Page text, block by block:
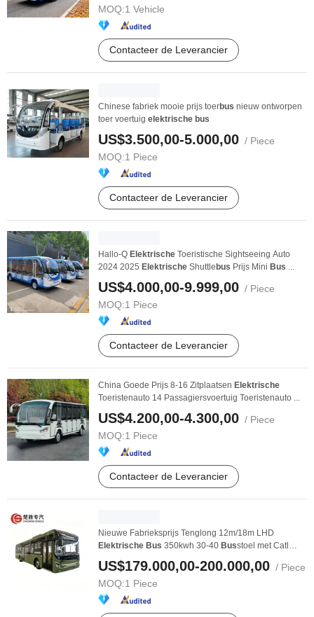
MOQ:1 Vehicle
Contacteer de Leverancier
Chinese fabriek mooie prijs toerbus nieuw ontworpen
toer voertuig elektrische bus
US$3.500,00-5.000,00 / Piece
MOQ:1 Piece
Contacteer de Leverancier
Hallo-Q Elektrische Toeristische Sightseeing Auto
2024 2025 Elektrische Shuttle bus Prijs Mini Bus ...
US$4.000,00-9.999,00 / Piece
MOQ:1 Piece
Contacteer de Leverancier
China Goede Prijs 8-16 Zitplaatsen Elektrische
Toeristenauto 14 Passagiersvoertuig Toeristenauto ...
US$4.200,00-4.300,00 / Piece
MOQ:1 Piece
Contacteer de Leverancier
Nieuwe Fabrieksprijs Tenglong 12m/18m LHD
Elektrische Bus 350kwh 30-40 Busstoel met Catl
Batterij Te ...
US$179.000,00-200.000,00 / Piece
MOQ:1 Piece